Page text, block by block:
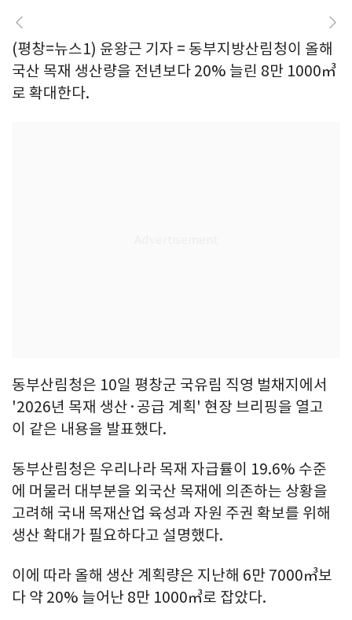
(평창=뉴스1) 윤왕근 기자 = 동부지방산림청이 올해
국산 목재 생산량을 전년보다 20% 늘린 8만 1000㎥
로 확대한다.
동부산림청은 10일 평창군 국유림 직영 벌채지에서
'2026년 목재 생산·공급 계획' 현장 브리핑을 열고
이 같은 내용을 발표했다.
동부산림청은 우리나라 목재 자급률이 19.6% 수준
에 머물러 대부분을 외국산 목재에 의존하는 상황을
고려해 국내 목재산업 육성과 자원 주권 확보를 위해
생산 확대가 필요하다고 설명했다.
이에 따라 올해 생산 계획량은 지난해 6만 7000㎥보
다 약 20% 늘어난 8만 1000㎥로 잡았다.